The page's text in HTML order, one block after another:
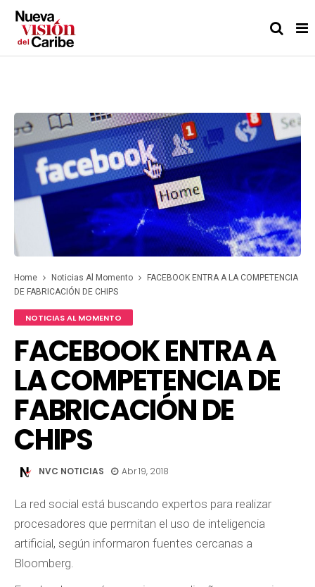
Home Noticias Al Momento
FACEBOOK ENTRA A LA COMPETENCIA
DE FABRICACIÓN DE CHIPS
NOTICIAS AL MOMENTO
FACEBOOK ENTRA A
LA COMPETENCIA DE
FABRICACIÓN DE
CHIPS
NVC NOTICIAS Abr 19, 2018
La red social está buscando expertos para realizar
procesadores que permitan el uso de inteligencia
artificial, según informaron fuentes cercanas a
Bloomberg.